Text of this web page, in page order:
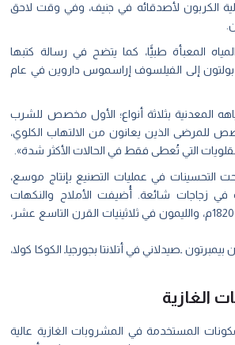
الكربون لأصدقائه في جنيف، وفي وقت لاحق
المعبأة طبيًّا، كما يتضح في رسالة كتبها
بولتون إلى الفيلسوف إراسموس داروين في عام
المعدنية بثلاثة أنواع؛ الأول مخصص للشرب
للمرضى الذين يعانون من الالتهاب الكلوي،
التي تُعطی فقط في الحالات الأكثر شدة».
1820م، سمحت التحسينات في عمليات التصنيع بإنتاج موسع،
في زجاجات شائعة. أُضيفت الأملاح والنكهات
الأخرى؛ الزنجبيل في عام 1820م، والليمون في ثلاثينيات القرن التاسع عشر،
جون بيمبرتون ۔صيدلاني في أتلانتا بجورجيا۔ الكوكا كولا،
الغازية
المستخدمة في المشروبات الغازية عالية